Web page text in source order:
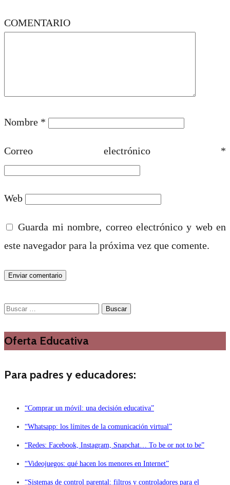
COMENTARIO
Nombre *
Correo electrónico *
Web
Guarda mi nombre, correo electrónico y web en
este navegador para la próxima vez que comente.
Buscar:
Oferta Educativa
Para padres y educadores:
“Comprar un móvil: una decisión educativa”
“Whatsapp: los límites de la comunicación virtual”
“Redes: Facebook, Instagram, Snapchat… To be or not to be”
“Videojuegos: qué hacen los menores en Internet”
“Sistemas de control parental: filtros y controladores para el